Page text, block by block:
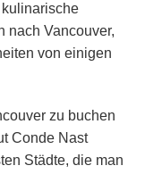
kulinarische
nach Vancouver,
von einigen
zu buchen
Conde Nast
Städte, die man